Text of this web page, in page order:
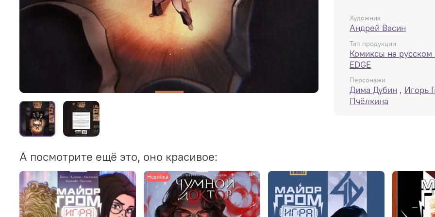
Доктор» и «Майор Гром:
расскажет, как Санкт-
жестокого маньяка и
жителей...
Художник
Андрей Васин
Тип продукции
Комиксы на русском
EDGE
Персонажи
Дима Дубин , Игорь
Пчёлкина
А посмотрите ещё это, оно красивое:
Новинка